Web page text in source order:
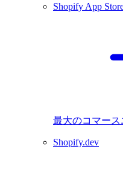
Shopify App
最大のコマース
Shopify.dev